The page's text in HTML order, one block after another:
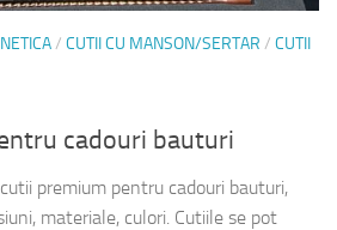
/ CUTII CU MANSON/SERTAR / CUTII
cadouri bauturi
premium pentru cadouri bauturi,
materiale, culori. Cutiile se pot